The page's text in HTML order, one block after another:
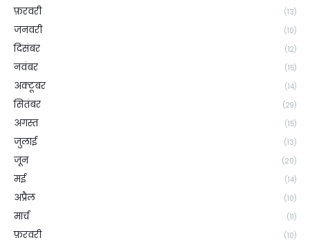
फ़रवरी (13)
जनवरी (10)
दिसंबर (12)
नवंबर (15)
अक्टूबर (14)
सितंबर (29)
अगस्त (15)
जुलाई (13)
जून (20)
मई (14)
अप्रैल (10)
मार्च (11)
फ़रवरी (10)